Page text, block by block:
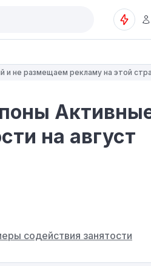
и не размещаем рекламу на этой
на август
содействия занятости